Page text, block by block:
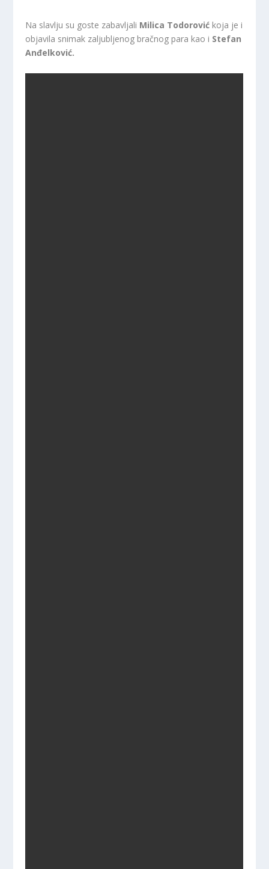
Na slavlju su goste zabavljali Milica Todorović koja je i
objavila snimak zaljubljenog bračnog para kao i Stefan
Anđelković.